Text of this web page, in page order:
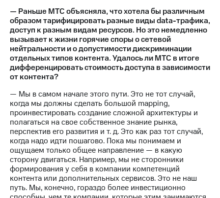
— Раньше МТС объясняла, что хотела бы различным
образом тарифицировать разные виды data-трафика,
доступ к разным видам ресурсов. Но это немедленно
вызывает к жизни горячие споры о сетевой
нейтральности и о допустимости дискриминации
отдельных типов контента. Удалось ли МТС в итоге
дифференцировать стоимость доступа в зависимости
от контента?
— Мы в самом начале этого пути. Это не тот случай,
когда мы должны сделать большой mapping,
проинвестировать создание сложной архитектуры и
полагаться на свое собственное знание рынка,
перспектив его развития и т. д. Это как раз тот случай,
когда надо идти пошагово. Пока мы понимаем и
ощущаем только общее направление — в какую
сторону двигаться. Например, мы не сторонники
формирования у себя в компании компетенций
контента или дополнительных сервисов. Это не наш
путь. Мы, конечно, гораздо более инвестиционно